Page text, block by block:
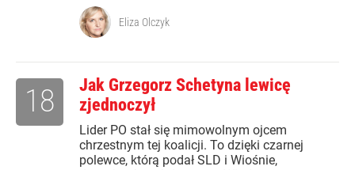
Eliza Olczyk
Jak Grzegorz Schetyna lewicę
zjednoczył
Lider PO stał się mimowolnym ojcem
chrzestnym tej koalicji. To dzięki czarnej
polewce, którą podał SLD i Wiośnie,
18